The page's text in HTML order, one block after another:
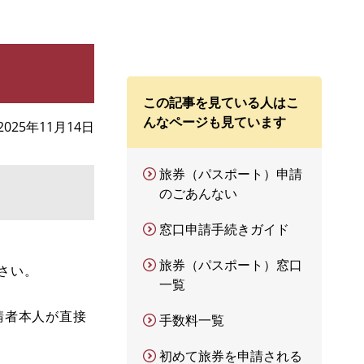
年11月14日
。
本人が直接
この記事を見ている人はこ
んなページも見ています
旅券（パスポート）申請
のごあんない
窓口申請手続きガイド
旅券（パスポート）窓口
一覧
手数料一覧
初めて旅券を申請される